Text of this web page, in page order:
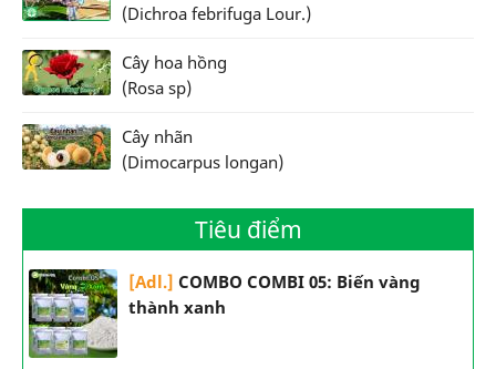
(Dichroa febrifuga Lour.)
Cây hoa hồng
(Rosa sp)
Cây nhãn
(Dimocarpus longan)
Tiêu điểm
[Adl.] COMBO COMBI 05: Biến vàng
thành xanh